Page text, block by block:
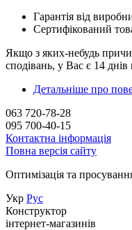
Гарантія від
Сертифікований
Якщо з яких-небудь
сподівань, у Вас є 14
Детальніше про
063 720-78-28
095 700-40-15
Контактна інформація
Повна версія сайту
Оптимізація та
Укр Рус
Конструктор
інтернет-магазинів